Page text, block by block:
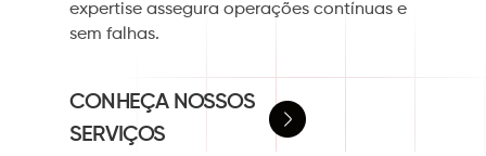
expertise assegura operações contínuas e
sem falhas.
CONHEÇA NOSSOS
SERVIÇOS